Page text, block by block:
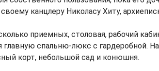
канцлеру Николасу Хиту,
приемных, столовая, рабочий
главную спальню-люкс с гардеробной.
корт, небольшой сад и конюшня.